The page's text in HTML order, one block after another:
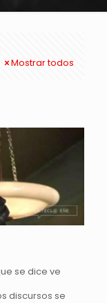
Mostrar todos
se dice ve
discursos se